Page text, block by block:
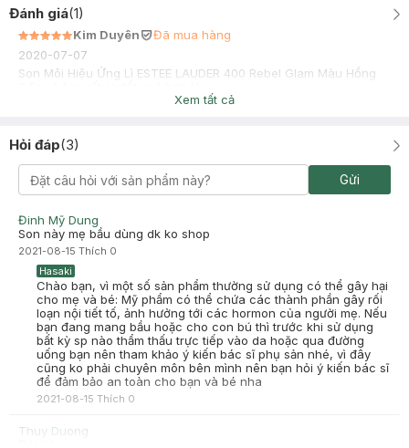
Đánh giá(1)
Kim Duyên
Đã mua hàng
2020-07-07
Son Môi Hiệu Ứng Lì ESTEE LAUDER 400 Rebel Glam Màu Hồng
Xem tất cả
Hỏi đáp(3)
Gửi
Đinh Mỹ Dung
Son này mẹ bầu dùng dk ko shop
2021-08-15 Thích 0
Hasaki
Chào bạn, vì một số sản phẩm thường sử dụng có thể gây hại
cho mẹ và bé: Mỹ phẩm có thể chứa các thành phần gây rối
loạn nội tiết tố, ảnh hưởng tới các hormon của người mẹ. Nếu
bạn đang mang bầu hoặc cho con bú thì trước khi sử dụng
bất kỳ sp nào thẩm thấu trực tiếp vào da hoặc qua đường
uống bạn nên tham khảo ý kiến bác sĩ phụ sản nhé, vì đây
cũng ko phải chuyên môn bên mình nên bạn hỏi ý kiến bác sĩ
để đảm bảo an toàn cho bạn và bé nha
2021-08-15 Thích 0
Thuy Duong